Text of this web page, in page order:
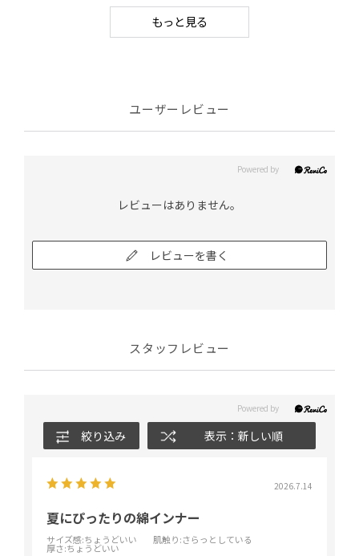
もっと見る
ユーザーレビュー
レビューはありません。
レビューを書く
スタッフレビュー
絞り込み 表示：新しい順
2026.7.14
夏にぴったりの綿インナー
サイズ感:ちょうどいい 肌触り:さらっとしている
厚さ:ちょうどいい